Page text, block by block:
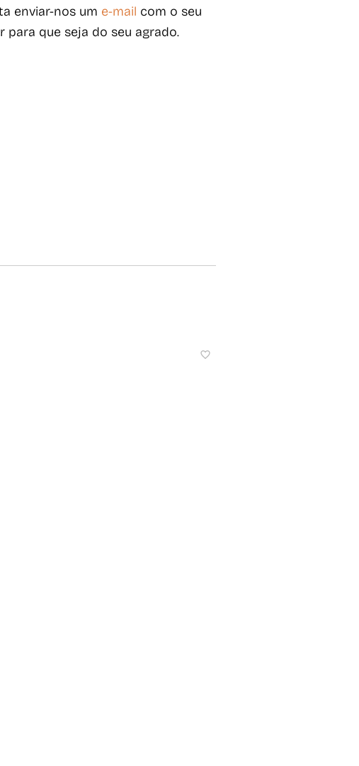
enviar-nos um e-mail com o seu
que seja do seu agrado.